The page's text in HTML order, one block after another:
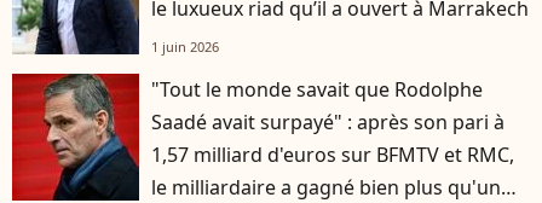
le luxueux riad qu’il a ouvert à Marrakech
1 juin 2026
"Tout le monde savait que Rodolphe
Saadé avait surpayé" : après son pari à
1,57 milliard d'euros sur BFMTV et RMC,
le milliardaire a gagné bien plus qu'un